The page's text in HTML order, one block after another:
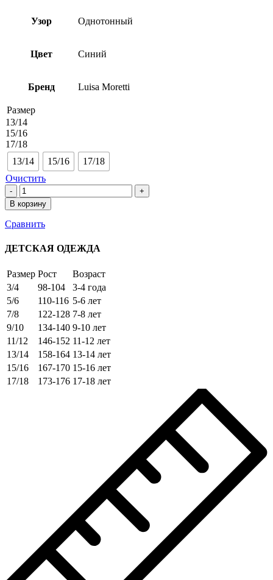
Узор Однотонный
Цвет Синий
Бренд Luisa Moretti
Размер
13/14
15/16
17/18
13/14
15/16
17/18
Очистить
Количество
товара
Махровый
халат
6300
LIGHT
В корзину
Сравнить
ДЕТСКАЯ ОДЕЖДА
Размер Рост
Возраст
3/4
98-104
3-4 года
5/6
110-116 5-6 лет
7/8
122-128 7-8 лет
9/10
134-140 9-10 лет
11/12
146-152 11-12 лет
13/14
158-164 13-14 лет
15/16
167-170 15-16 лет
17/18
173-176 17-18 лет